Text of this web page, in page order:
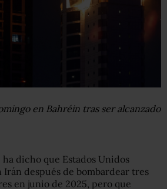
en Bahréin tras ser alcanzado
dicho que Estados Unidos
después de bombardear tres
en junio de 2025, pero que